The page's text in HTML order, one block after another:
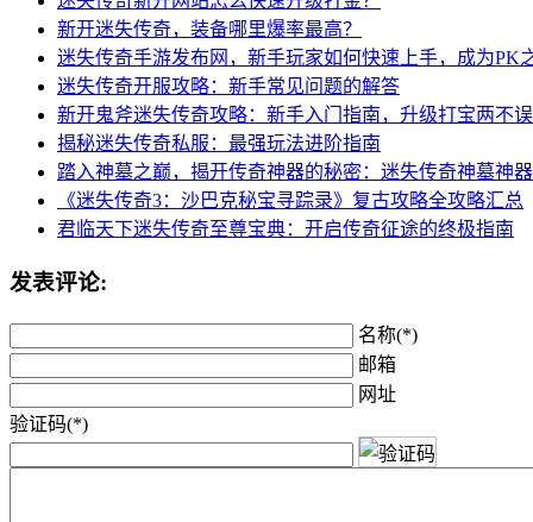
新开迷失传奇，装备哪里爆率最高？
迷失传奇手游发布网，新手玩家如何快速上手，成为PK
迷失传奇开服攻略：新手常见问题的解答
新开鬼斧迷失传奇攻略：新手入门指南，升级打宝两不误
揭秘迷失传奇私服：最强玩法进阶指南
踏入神墓之巅，揭开传奇神器的秘密：迷失传奇神墓神
《迷失传奇3：沙巴克秘宝寻踪录》复古攻略全攻略汇总
君临天下迷失传奇至尊宝典：开启传奇征途的终极指南
发表评论:
名称(*)
邮箱
网址
验证码(*)